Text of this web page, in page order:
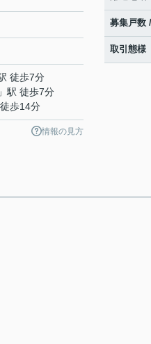
徒歩7分
」駅 徒歩7分
徒歩14分
情報の見方
募集戸数
取引態様